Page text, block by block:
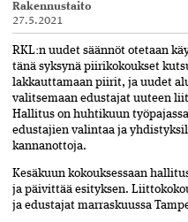
Rakennustaito
27.5.2021
RKL:n uudet säännöt otetaan
tänä syksynä piirikokoukset
lakkauttamaan piirit, ja uudet
valitsemaan edustajat uuteen
Hallitus on huhtikuun
edustajien valintaa ja
kannanottoja.
Kesäkuun kokouksessaan
ja päivittää esityksen.
ja edustajat marraskuussa